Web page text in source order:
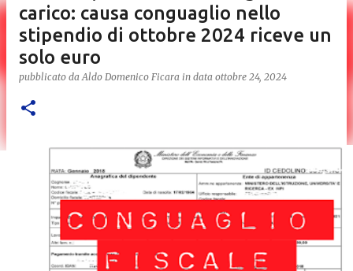
carico: causa conguaglio nello
stipendio di ottobre 2024 riceve un
solo euro
pubblicato daAldo Domenico Ficara in data ottobre 24, 2024